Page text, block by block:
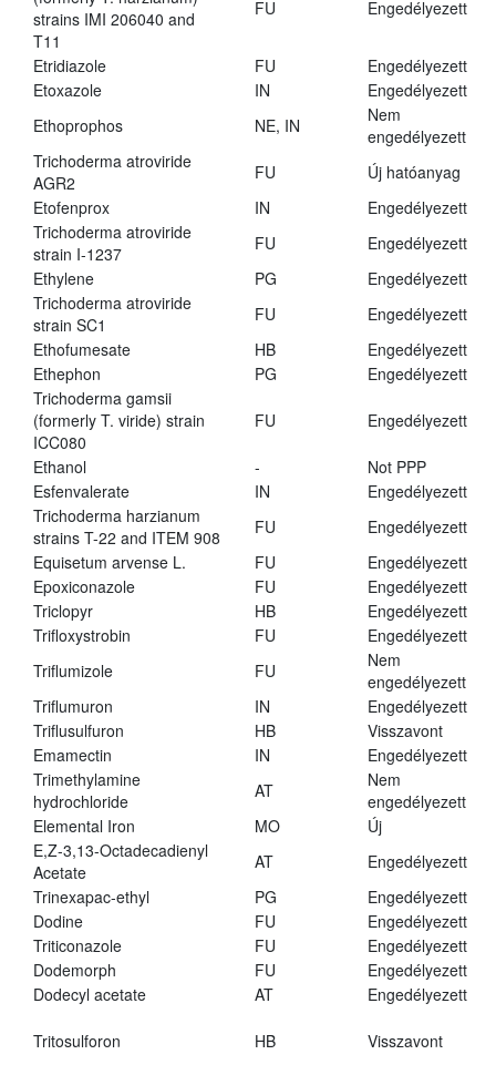
strains IMI 206040 and
T11
FU Engedélyezett
Etridiazole FU
Engedélyezett
Etoxazole
IN
Engedélyezett
Ethoprophos
NE, IN
Nem
engedélyezett
Trichoderma atroviride
AGR2
FU
Új hatóanyag
Etofenprox
IN
Engedélyezett
Trichoderma atroviride
strain I-1237
FU
Engedélyezett
Ethylene
PG
Engedélyezett
Trichoderma atroviride
strain SC1
FU
Engedélyezett
Ethofumesate
HB
Engedélyezett
Ethephon
PG
Engedélyezett
Trichoderma gamsii
(formerly T. viride) strain
ICC080
FU Engedélyezett
Ethanol -
Not PPP
Esfenvalerate
IN
Engedélyezett
Trichoderma harzianum
strains T-22 and ITEM 908
FU
Engedélyezett
Equisetum arvense L.
FU
Engedélyezett
Epoxiconazole
FU
Engedélyezett
Triclopyr
HB
Engedélyezett
Trifloxystrobin
FU
Engedélyezett
Triflumizole
FU
Nem
engedélyezett
Triflumuron
IN
Engedélyezett
Triflusulfuron
HB
Visszavont
Emamectin
IN
Engedélyezett
Trimethylamine
hydrochloride
AT
Nem
engedélyezett
Elemental Iron
MO
Új
E,Z-3,13-Octadecadienyl
Acetate
AT
Engedélyezett
Trinexapac-ethyl
PG
Engedélyezett
Dodine
FU
Engedélyezett
Triticonazole
FU
Engedélyezett
Dodemorph
FU
Engedélyezett
Dodecyl acetate
AT Engedélyezett
Tritosulforon HB Visszavont